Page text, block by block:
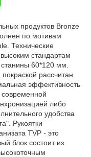
продуктов Bronze
по мотивам
Технические
стандартам
60*120 мм.
рассчитан
эффективность
либо
удобства
Рукоятки
TVP - это
блок состоит из